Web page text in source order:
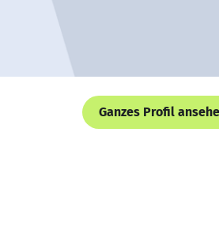
Ganzes Profil